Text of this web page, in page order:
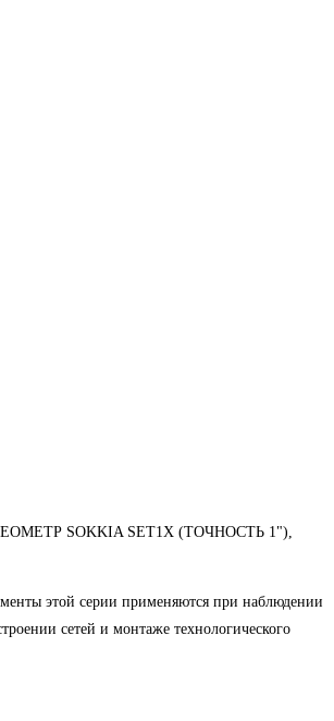
SOKKIA SET1X (ТОЧНОСТЬ 1"),
этой серии применяются при наблюдении
сетей и монтаже технологического